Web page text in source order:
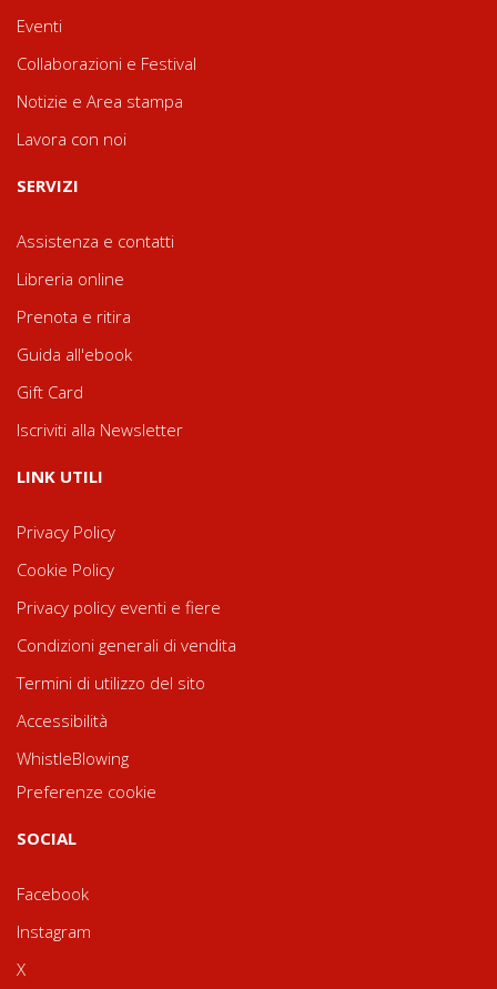
Eventi
Collaborazioni e Festival
Notizie e Area stampa
Lavora con noi
SERVIZI
Assistenza e contatti
Libreria online
Prenota e ritira
Guida all'ebook
Gift Card
Iscriviti alla Newsletter
LINK UTILI
Privacy Policy
Cookie Policy
Privacy policy eventi e fiere
Condizioni generali di vendita
Termini di utilizzo del sito
Accessibilità
WhistleBlowing
Preferenze cookie
SOCIAL
Facebook
Instagram
X